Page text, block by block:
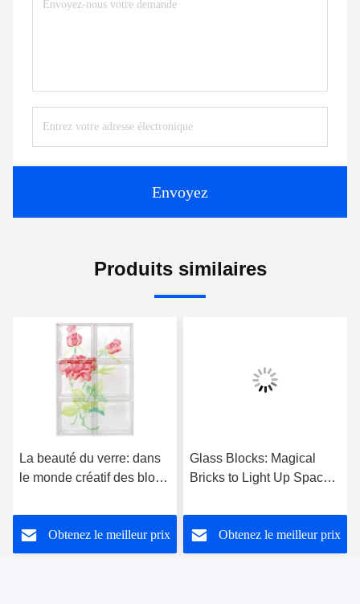
Envoyez
Produits similaires
La beauté du verre: dans
le monde créatif des blocs
cristal
Obtenez le meilleur prix
Glass Blocks: Magical
Bricks to Light Up Spaces
Obtenez le meilleur prix